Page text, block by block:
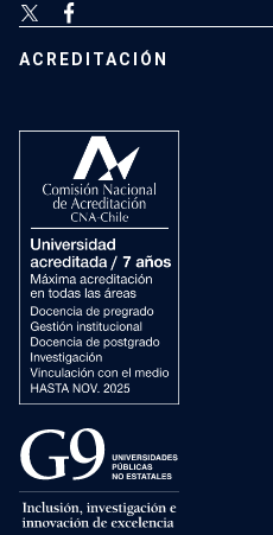
ACREDITACIÓN